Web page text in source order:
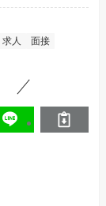
求人 面接